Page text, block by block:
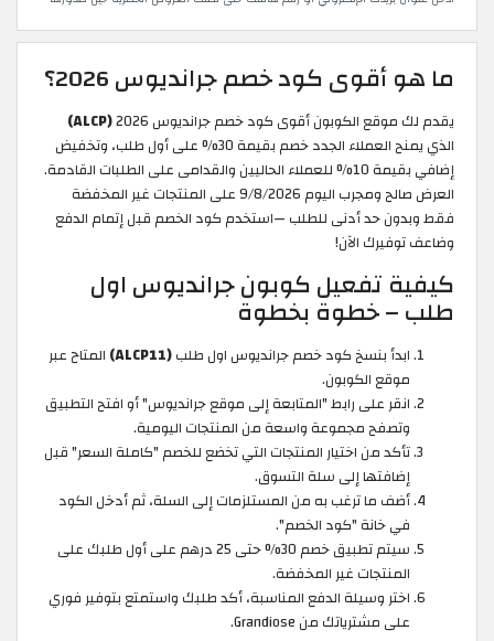
ما هو أقوى كود خصم جرانديوس 2026؟
يقدم لك موقع الكوبون أقوى كود خصم جرانديوس 2026
(ALCP)
الذي يمنح العملاء الجدد خصم بقيمة 30% على أول طلب، وتخفيض
إضافي بقيمة 10% للعملاء الحاليين والقدامى على الطلبات القادمة.
العرض صالح ومجرب اليوم 9/8/2026 على المنتجات غير المخفضة
فقط وبدون حد أدنى للطلب —استخدم كود الخصم قبل إتمام الدفع
وضاعف توفيرك الآن!
كيفية تفعيل كوبون جرانديوس اول
طلب – خطوة بخطوة
ابدأ بنسخ كود خصم جرانديوس اول طلب(ALCP11)
المتاح عبر
موقع الكوبون.
انقر على رابط "المتابعة إلى موقع جرانديوس" أو افتح التطبيق
وتصفح مجموعة واسعة من المنتجات اليومية.
تأكد من اختيار المنتجات التي تخضع للخصم "كاملة السعر" قبل
إضافتها إلى سلة التسوق.
أضف ما ترغب به من المستلزمات إلى السلة، ثم أدخل الكود
في خانة "كود الخصم".
سيتم تطبيق خصم 30% حتى 25 درهم على أول طلبك على
المنتجات غير المخفضة.
اختر وسيلة الدفع المناسبة، أكد طلبك واستمتع بتوفير فوري
على مشترياتك من Grandiose.